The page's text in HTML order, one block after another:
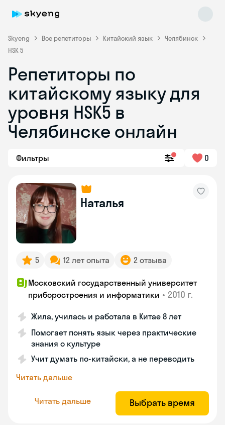
Skyeng Все репетиторы Китайский язык
Челябинск
HSK 5
Репетиторы по
китайскому языку для
уровня HSK5 в
Челябинске онлайн
Фильтры 0
Наталья
5 12 лет опыта 2 отзыва
Московский государственный университет
приборостроения и информатики • 2010 г.
Жила, училась и работала в Китае 8 лет
Помогает понять язык через практические
знания о культуре
Учит думать по-китайски, а не переводить
Читать дальше
Читать дальше Выбрать время
Skyeng Chat
online